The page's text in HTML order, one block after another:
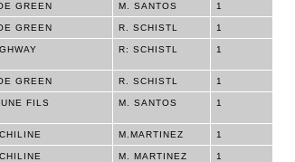
GREEN M. SANTOS 1
GREEN R. SCHISTL 1
R: SCHISTL 1
GREEN R. SCHISTL 1
FILS M. SANTOS 1
M.MARTINEZ 1
M. MARTINEZ 1